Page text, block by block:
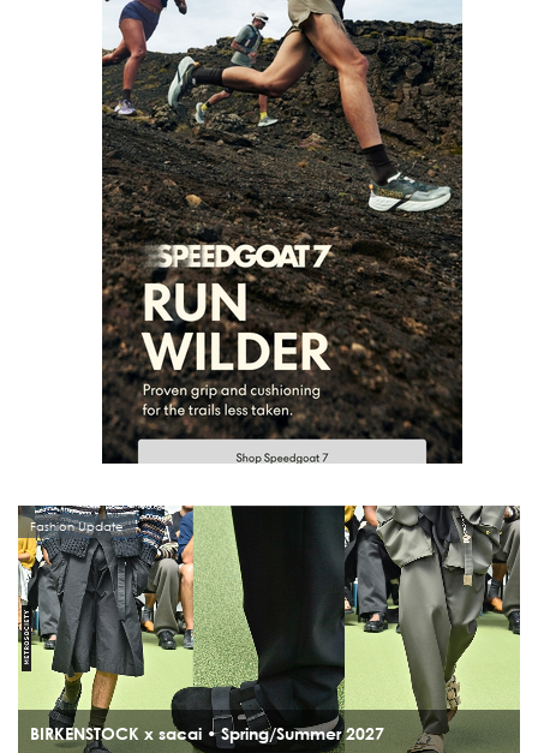
BIRKENSTOCK x sacai • Spring/Summer 2027
Fashion Update